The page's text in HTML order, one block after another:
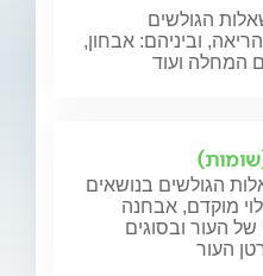
הגולשים
וביניהם: אבחון,
המחלה ועוד
הגולשים בנושאים
מוקדם, אבחנה
העור ובסוגים
העור